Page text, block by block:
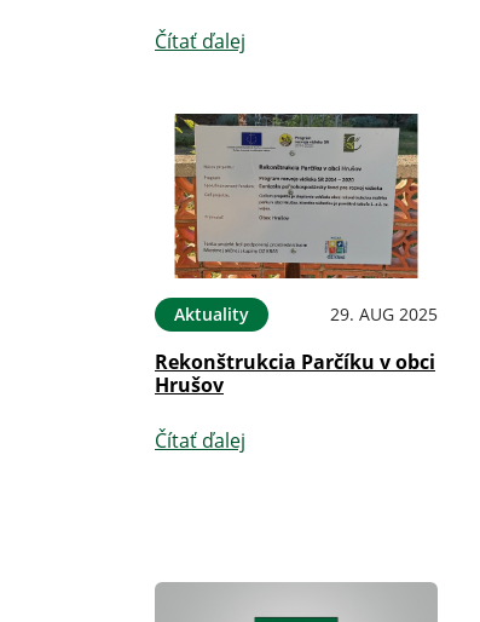
Čítať ďalej
Aktuality 29. AUG 2025
Rekonštrukcia Parčíku v obci
Hrušov
Čítať ďalej